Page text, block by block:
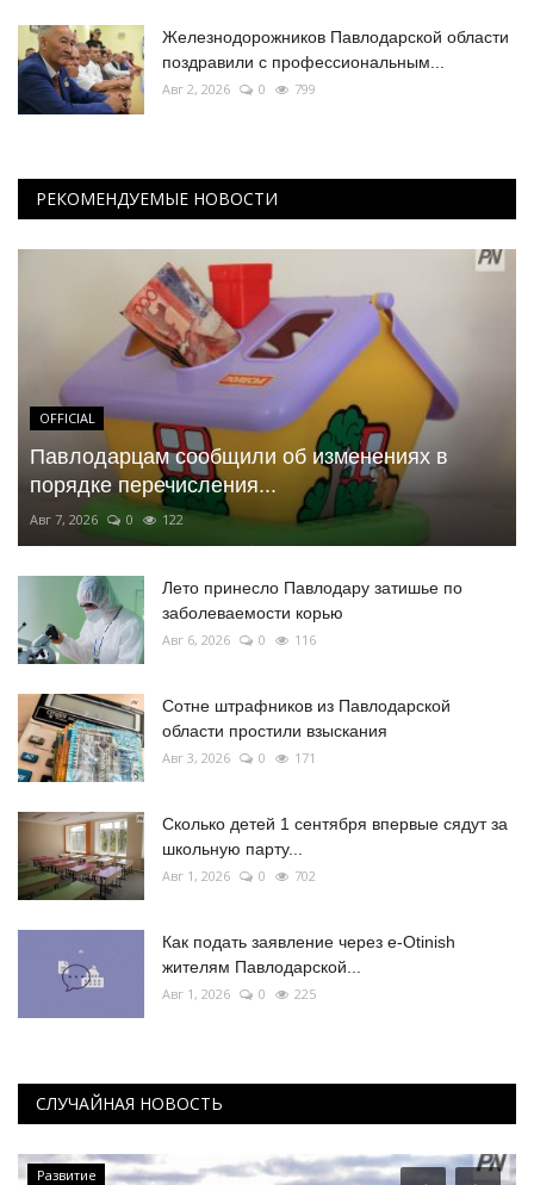
Железнодорожников Павлодарской области
поздравили с профессиональным...
Авг 2, 2026 0 799
РЕКОМЕНДУЕМЫЕ НОВОСТИ
OFFICIAL
Павлодарцам сообщили об изменениях в
порядке перечисления...
Авг 7, 2026 0 122
Лето принесло Павлодару затишье по
заболеваемости корью
Авг 6, 2026 0 116
Сотне штрафников из Павлодарской
области простили взыскания
Авг 3, 2026 0 171
Сколько детей 1 сентября впервые сядут за
школьную парту...
Авг 1, 2026 0 702
Как подать заявление через e-Otinish
жителям Павлодарской...
Авг 1, 2026 0 225
СЛУЧАЙНАЯ НОВОСТЬ
МИР